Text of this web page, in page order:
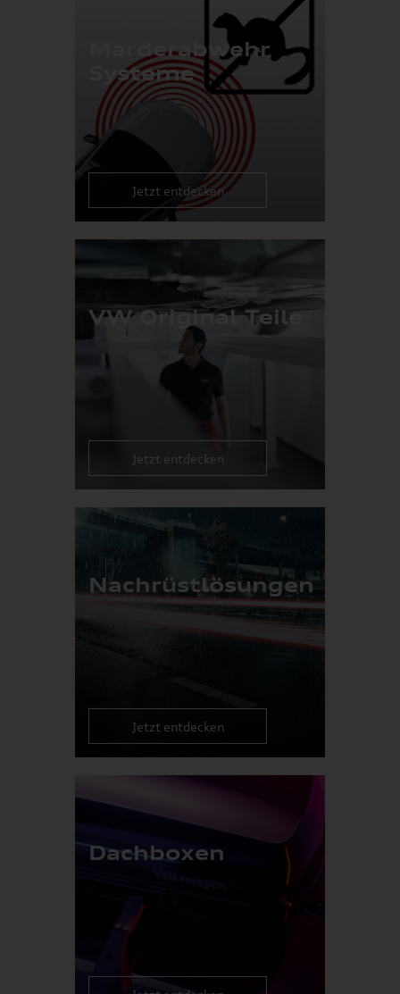
Marderabwehr
Systeme
Jetzt entdecken
VW Original Teile
Jetzt entdecken
Nachrüstlösungen
Jetzt entdecken
Dachboxen